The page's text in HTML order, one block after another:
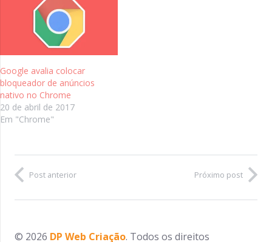
Google avalia colocar
bloqueador de anúncios
nativo no Chrome
20 de abril de 2017
Em "Chrome"
Post anterior Próximo post
© 2026 DP Web Criação. Todos os direitos